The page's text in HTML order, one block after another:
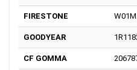
FIRESTONE
GOODYEAR
CF GOMMA